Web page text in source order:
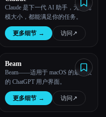
Claude 是下一代 AI 助手，无论规
模大小，都能满足你的任务。
更多细节 → 访问 ↗︎
Beam
Beam——适用于 macOS 的最有效
的 ChatGPT 用户界面。
更多细节 → 访问 ↗︎